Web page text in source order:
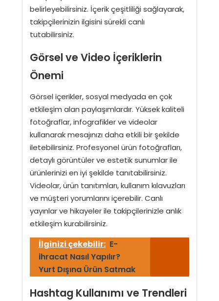
belirleyebilirsiniz. İçerik çeşitliliği sağlayarak,
takipçilerinizin ilgisini sürekli canlı
tutabilirsiniz.
Görsel ve Video İçeriklerin
Önemi
Görsel içerikler, sosyal medyada en çok
etkileşim alan paylaşımlardır. Yüksek kaliteli
fotoğraflar, infografikler ve videolar
kullanarak mesajınızı daha etkili bir şekilde
iletebilirsiniz. Profesyonel ürün fotoğrafları,
detaylı görüntüler ve estetik sunumlar ile
ürünlerinizi en iyi şekilde tanıtabilirsiniz.
Videolar, ürün tanıtımları, kullanım kılavuzları
ve müşteri yorumlarını içerebilir. Canlı
yayınlar ve hikayeler ile takipçilerinizle anlık
etkileşim kurabilirsiniz.
İlginizi çekebilir: E-
ihracat Nasıl Yapılır?
Yurt Dışına Ürün Satmak
Hashtag Kullanımı ve Trendleri